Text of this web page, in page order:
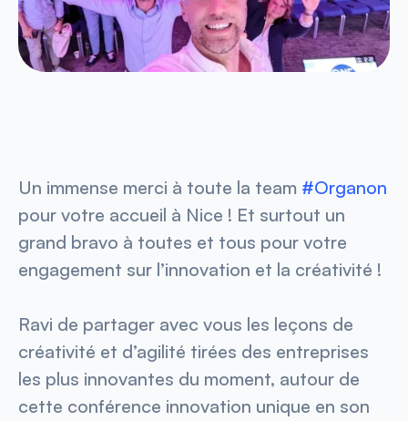
Un immense merci à toute la team #Organon
pour votre accueil à Nice ! Et surtout un
grand bravo à toutes et tous pour votre
engagement sur l’innovation et la créativité !
Ravi de partager avec vous les leçons de
créativité et d’agilité tirées des entreprises
les plus innovantes du moment, autour de
cette conférence innovation unique en son